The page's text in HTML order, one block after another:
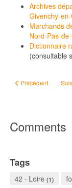
Archives
Givenchy-
Marchands
Nord-Pas-
Dictionnaire
(consultable
Article précédent :
Précédent
Comments
Tags
42 - Loire (1)